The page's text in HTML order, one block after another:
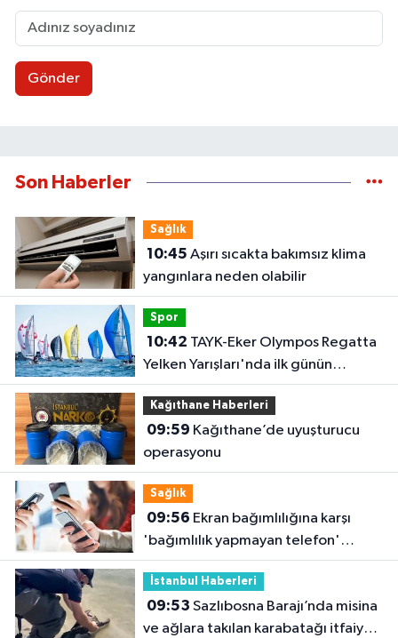
Gönder
Son Haberler
Sağlık
10:45
yangınlara neden olabilir
Spor
10:42
Yelken Yarışları'nda ilk günün
sonuçları belli oldu
Kağıthane Haberleri
09:59
operasyonu
Sağlık
09:56
'bağımlılık yapmayan telefon'
tavsiyesi
İstanbul Haberleri
09:53
ve ağlara takılan karabatağı itfaiye